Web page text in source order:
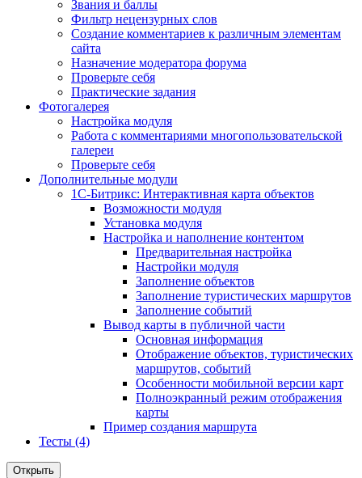
Звания и баллы
Фильтр нецензурных слов
Создание комментариев к различным элементам
сайта
Назначение модератора форума
Проверьте себя
Практические задания
Фотогалерея
Настройка модуля
Работа с комментариями многопользовательской
галереи
Проверьте себя
Дополнительные модули
1С-Битрикс: Интерактивная карта объектов
Возможности модуля
Установка модуля
Настройка и наполнение контентом
Предварительная настройка
Настройки модуля
Заполнение объектов
Заполнение туристических маршрутов
Заполнение событий
Вывод карты в публичной части
Основная информация
Отображение объектов, туристических
маршрутов, событий
Особенности мобильной версии карт
Полноэкранный режим отображения
карты
Пример создания маршрута
Тесты (4)
Открыть